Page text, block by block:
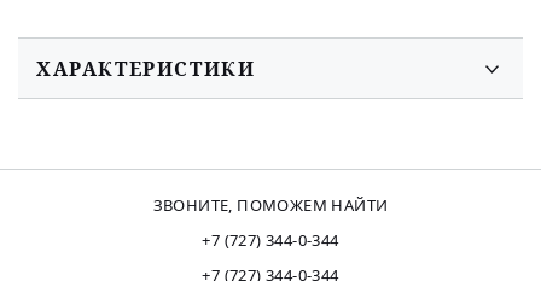
ХАРАКТЕРИСТИКИ
ЗВОНИТЕ, ПОМОЖЕМ НАЙТИ
+7 (727) 344-0-344
+7 (727) 344-0-344